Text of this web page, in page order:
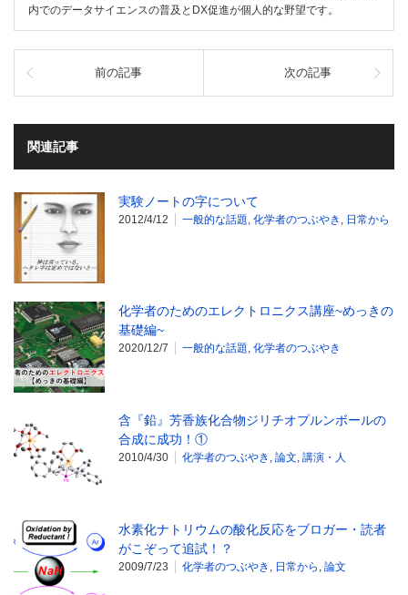
内でのデータサイエンスの普及とDX促進が個人的な野望です。
前の記事 次の記事
関連記事
実験ノートの字について
2012/4/12 一般的な話題 化学者のつぶやき 日常から
化学者のためのエレクトロニクス講座~めっきの
基礎編~
2020/12/7 一般的な話題 化学者のつぶやき
含『鉛』芳香族化合物ジリチオプルンボールの
合成に成功！①
2010/4/30 化学者のつぶやき 論文 講演・人
水素化ナトリウムの酸化反応をブロガー・読者
がこぞって追試！？
2009/7/23 化学者のつぶやき 日常から 論文